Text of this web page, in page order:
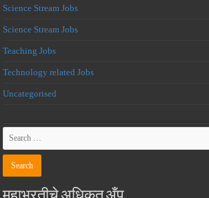
Science Stream Jobs
Science Stream Jobs
Teaching Jobs
Technology related Jobs
Uncategorised